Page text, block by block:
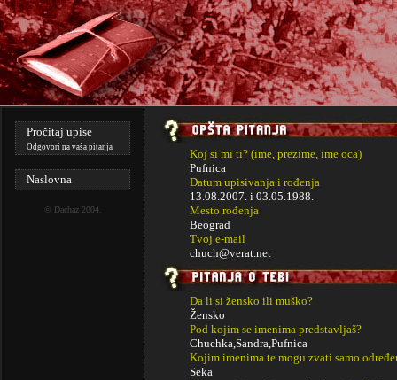
Pročitaj upise
Odgovori na vaša pitanja
Naslovna
© Dachaz2004.
Koj si mi ti? (ime, prezime, ime oca)
Pufnica
Datum upisivanja i rođenja
13.08.2007. i 03.05.1988.
Mesto rođenja
Beograd
Tvoj e-mail
chuch@verat.net
Da li si žensko ili muško?
Žensko
Pod kojim se imenima predstavljaš?
Chuchka,Sandra,Pufnica
Kojim imenima te mogu zvati samo
Seka